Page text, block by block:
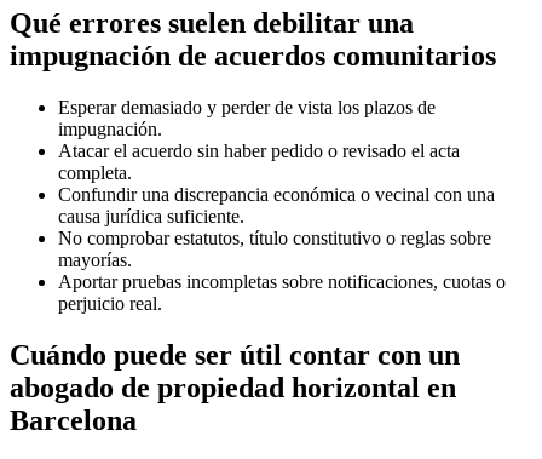
Qué errores suelen debilitar una
impugnación de acuerdos comunitarios
Esperar demasiado y perder de vista los plazos de
impugnación.
Atacar el acuerdo sin haber pedido o revisado el acta
completa.
Confundir una discrepancia económica o vecinal con una
causa jurídica suficiente.
No comprobar estatutos, título constitutivo o reglas sobre
mayorías.
Aportar pruebas incompletas sobre notificaciones, cuotas o
perjuicio real.
Cuándo puede ser útil contar con un
abogado de propiedad horizontal en
Barcelona